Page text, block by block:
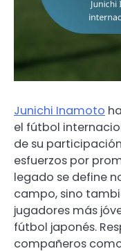
Junichi Inamoto
el fútbol
de su
esfuerzos por
legado se define
campo, sino
jugadores más
fútbol japonés.
compañeros